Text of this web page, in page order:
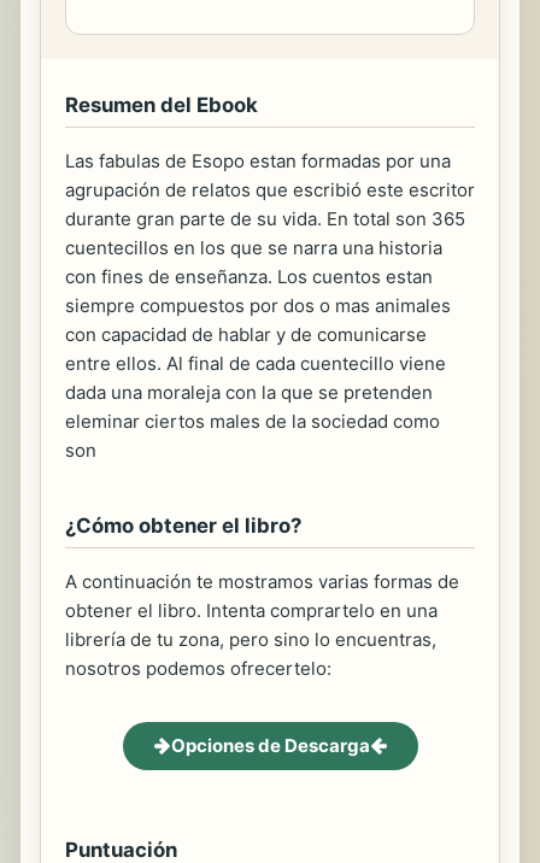
Resumen del Ebook
Las fabulas de Esopo estan formadas por una
agrupación de relatos que escribió este escritor
durante gran parte de su vida. En total son 365
cuentecillos en los que se narra una historia
con fines de enseñanza. Los cuentos estan
siempre compuestos por dos o mas animales
con capacidad de hablar y de comunicarse
entre ellos. Al final de cada cuentecillo viene
dada una moraleja con la que se pretenden
eleminar ciertos males de la sociedad como
son
¿Cómo obtener el libro?
A continuación te mostramos varias formas de
obtener el libro. Intenta comprartelo en una
librería de tu zona, pero sino lo encuentras,
nosotros podemos ofrecertelo:
Opciones de Descarga
Puntuación